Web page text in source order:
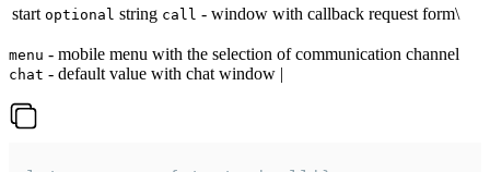
start optional string call - window with callback request form\
menu - mobile menu with the selection of communication channel
chat - default value with chat window |